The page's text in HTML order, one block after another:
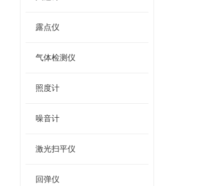
露点仪
气体检测仪
照度计
噪音计
激光扫平仪
回弹仪